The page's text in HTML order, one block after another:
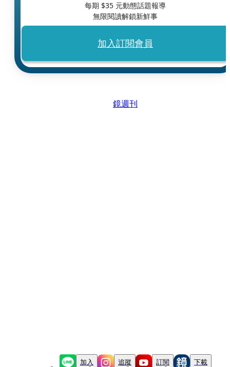
每期 $35 元動態話題報導
無限閱讀解鎖新鮮事
加入訂閱會員
鏡週刊
加入 追蹤 訂閱 下載